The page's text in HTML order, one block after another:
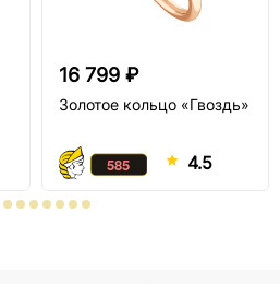
16 799 ₽
Золотое кольцо «Гвоздь»
4.5